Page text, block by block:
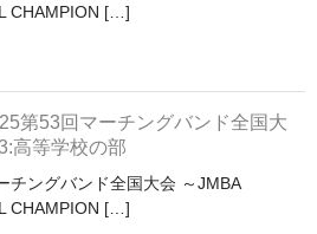
CHAMPION […]
第53回マーチングバンド全国大
高等学校の部
チングバンド全国大会 ～JMBA
CHAMPION […]